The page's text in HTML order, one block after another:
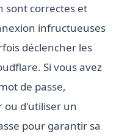
sont correctes et
infructueuses
déclencher les
Si vous avez
de passe,
ou d'utiliser un
pour garantir sa